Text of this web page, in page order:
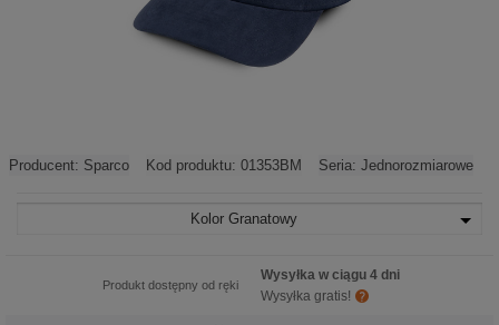
Producent: Sparco Kod produktu: 01353BM Seria: Jednorozmiarowe
Kolor Granatowy
Produkt dostępny od ręki
Wysyłka w ciągu 4 dni
Wysyłka gratis!